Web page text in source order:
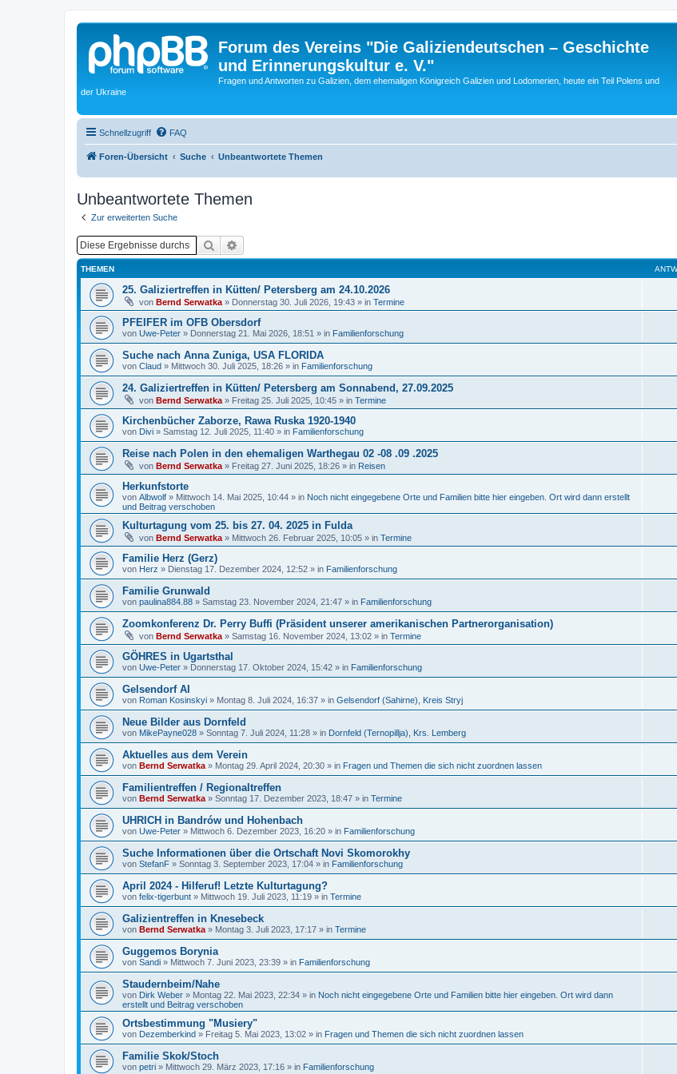
Forum des Vereins "Die Galiziendeutschen – Geschichte
und Erinnerungskultur e. V."
Fragen und Antworten zu Galizien, dem ehemaligen Königreich Galizien und Lodomerien, heute ein Teil Polens und
der Ukraine
Schnellzugriff FAQ
Foren-Übersicht Suche Unbeantwortete Themen
Unbeantwortete Themen
Zur erweiterten Suche
Suche
THEMEN
25. Galiziertreffen in Kütten/ Petersberg am 24.10.2026
von Bernd Serwatka » Donnerstag 30. Juli 2026, 19:43 » in Termine
PFEIFER im OFB Obersdorf
von Uwe-Peter » Donnerstag 21. Mai 2026, 18:51 » in Familienforschung
Suche nach Anna Zuniga, USA FLORIDA
von Claud » Mittwoch 30. Juli 2025, 18:26 » in Familienforschung
24. Galiziertreffen in Kütten/ Petersberg am Sonnabend, 27.09.2025
von Bernd Serwatka » Freitag 25. Juli 2025, 10:45 » in Termine
Kirchenbücher Zaborze, Rawa Ruska 1920-1940
von Divi » Samstag 12. Juli 2025, 11:40 » in Familienforschung
Reise nach Polen in den ehemaligen Warthegau 02 -08 .09 .2025
von Bernd Serwatka » Freitag 27. Juni 2025, 18:26 » in Reisen
Herkunfstorte
von Albwolf » Mittwoch 14. Mai 2025, 10:44 » in Noch nicht eingegebene Orte und Familien bitte hier eingeben. Ort wird dann erstellt
und Beitrag verschoben
Kulturtagung vom 25. bis 27. 04. 2025 in Fulda
von Bernd Serwatka » Mittwoch 26. Februar 2025, 10:05 » in Termine
Familie Herz (Gerz)
von Herz » Dienstag 17. Dezember 2024, 12:52 » in Familienforschung
Familie Grunwald
von paulina884.88 » Samstag 23. November 2024, 21:47 » in Familienforschung
Zoomkonferenz Dr. Perry Buffi (Präsident unserer amerikanischen Partnerorganisation)
von Bernd Serwatka » Samstag 16. November 2024, 13:02 » in Termine
GÖHRES in Ugartsthal
von Uwe-Peter » Donnerstag 17. Oktober 2024, 15:42 » in Familienforschung
Gelsendorf AI
von Roman Kosinskyi » Montag 8. Juli 2024, 16:37 » in Gelsendorf (Sahirne), Kreis Stryj
Neue Bilder aus Dornfeld
von MikePayne028 » Sonntag 7. Juli 2024, 11:28 » in Dornfeld (Ternopillja), Krs. Lemberg
Aktuelles aus dem Verein
von Bernd Serwatka » Montag 29. April 2024, 20:30 » in Fragen und Themen die sich nicht zuordnen lassen
Familientreffen / Regionaltreffen
von Bernd Serwatka » Sonntag 17. Dezember 2023, 18:47 » in Termine
UHRICH in Bandrów und Hohenbach
von Uwe-Peter » Mittwoch 6. Dezember 2023, 16:20 » in Familienforschung
Suche Informationen über die Ortschaft Novi Skomorokhy
von StefanF » Sonntag 3. September 2023, 17:04 » in Familienforschung
April 2024 - Hilferuf! Letzte Kulturtagung?
von felix-tigerbunt » Mittwoch 19. Juli 2023, 11:19 » in Termine
Galizientreffen in Knesebeck
von Bernd Serwatka » Montag 3. Juli 2023, 17:17 » in Termine
Guggemos Borynia
von Sandi » Mittwoch 7. Juni 2023, 23:39 » in Familienforschung
Staudernbeim/Nahe
von Dirk Weber » Montag 22. Mai 2023, 22:34 » in Noch nicht eingegebene Orte und Familien bitte hier eingeben. Ort wird dann
erstellt und Beitrag verschoben
Ortsbestimmung "Musiery"
von Dezemberkind » Freitag 5. Mai 2023, 13:02 » in Fragen und Themen die sich nicht zuordnen lassen
Familie Skok/Stoch
von petri » Mittwoch 29. März 2023, 17:16 » in Familienforschung